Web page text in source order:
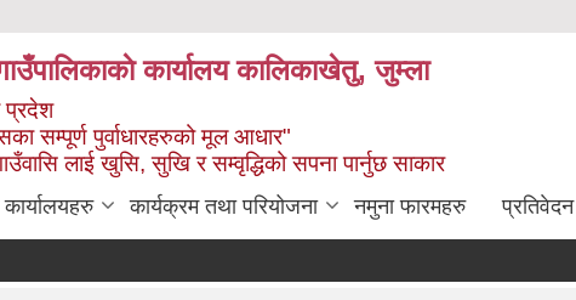
कार्यालय कालिकाखेतु, जुम्ला
प्रदेश
सम्पूर्ण पुर्वाधारहरुको मूल आधार"
लाई खुसि, सुखि र सम्वृद्धिको सपना पार्नुछ साकार
कार्यक्रम तथा परियोजना नमुना फारमहरु प्रतिवेदन